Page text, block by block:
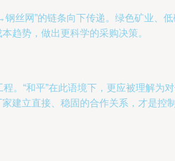
丝网”的链条向下传递。绿色矿业、
趋势，做出更科学的采购决策。
。“和平”在此语境下，更应被理解为
建立直接、稳固的合作关系，才是控